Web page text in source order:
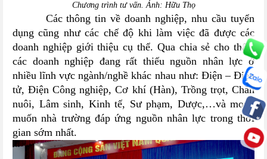
Chương trình tư vấn. Ảnh: Hữu Thọ
Các thông tin về doanh nghiệp, nhu cầu tuyển
dụng cũng như các chế độ khi làm việc đã được các
doanh nghiệp giới thiệu cụ thể. Qua chia sẻ cho thấy,
các doanh nghiệp đang rất thiếu nguồn nhân lực ở
nhiều lĩnh vực ngành/nghề khác nhau như: Điện – Điện
tử, Điện Công nghiệp, Cơ khí (Hàn), Trồng trọt, Chăn
nuôi, Lâm sinh, Kinh tế, Sư phạm, Dược,…và mong
muốn nhà trường đáp ứng nguồn nhân lực trong thời
gian sớm nhất.